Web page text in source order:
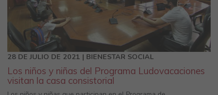
28 DE JULIO DE 2021 | BIENESTAR SOCIAL
Los niños y niñas del Programa Ludovacaciones
visitan la casa consistorial